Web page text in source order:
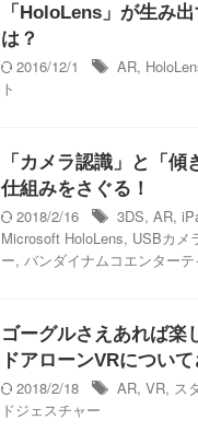
「HoloLens」が生み
は？
2016/12/1
AR,
ト
「カメラ認識」と「
仕組みをさぐる！
2018/2/16
3DS, AR,
Microsoft HoloLens, USBカメ
ー, バンダイナムコエンターテ
ゴーグルさえあれば楽
ドアローンVRについ
2018/2/18
AR, VR, ス
ドジェスチャー